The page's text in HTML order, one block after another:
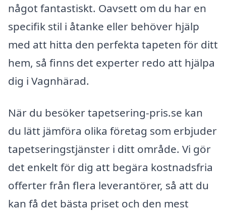
något fantastiskt. Oavsett om du har en
specifik stil i åtanke eller behöver hjälp
med att hitta den perfekta tapeten för ditt
hem, så finns det experter redo att hjälpa
dig i Vagnhärad.
När du besöker tapetsering-pris.se kan
du lätt jämföra olika företag som erbjuder
tapetseringstjänster i ditt område. Vi gör
det enkelt för dig att begära kostnadsfria
offerter från flera leverantörer, så att du
kan få det bästa priset och den mest